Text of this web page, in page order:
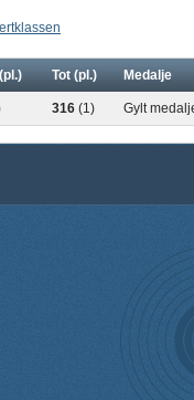
Tot (pl.) Medalje
316 (1) Gylt